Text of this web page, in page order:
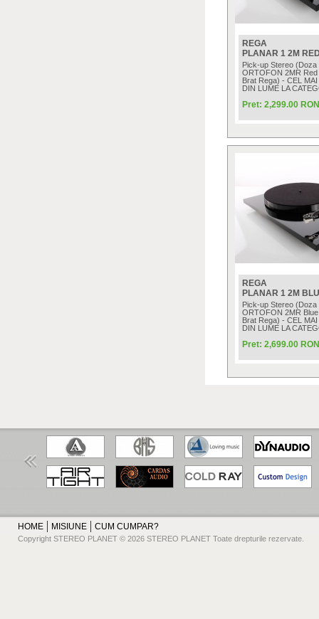
REGA
PLANAR 1 2M
Pick-up Stereo
ORTOFON 2MR
Brat Rega) - CEL
DIN LUME LA
Pret: 2,299.00 RON
REGA
PLANAR 1 2M
Pick-up Stereo
ORTOFON 2MR
Brat Rega) - CEL
DIN LUME LA
Pret: 2,699.00 RON
HOME MISIUNE CUM CUMPAR?
Copyright STEREO PLANET © 2026 STEREO PLANET Toate drepturile rezervate.